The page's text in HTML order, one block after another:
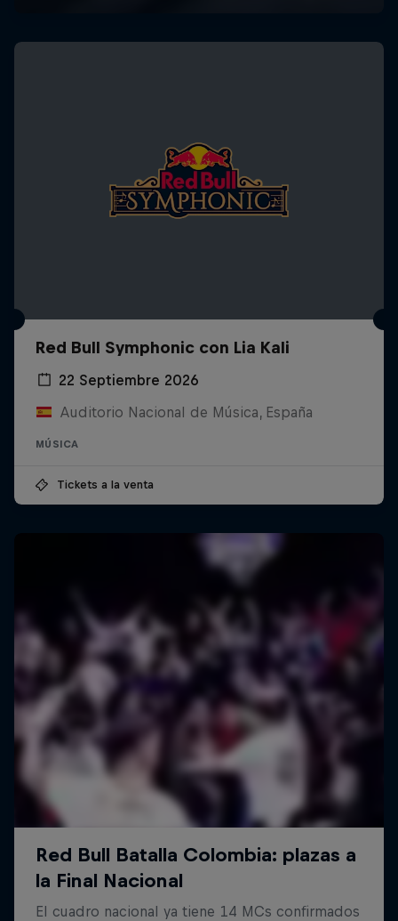
Red Bull Symphonic con Lia Kali
22 Septiembre 2026
Auditorio Nacional de Música, España
MÚSICA
Tickets a la venta